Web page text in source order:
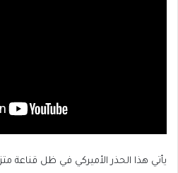
يأتي هذا الحذر الأميركي في ظل قناعة